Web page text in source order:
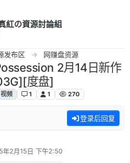
紅の資源討論組
发布区 网赚盘资源
2月14日新作
度盘]
视频 1 1 270
登录后回复
年2月15日 下午2:50
辑